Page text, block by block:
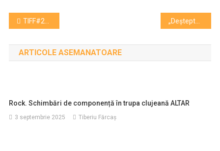
Navigare
în
articole
TIFF#25. Film și discuție despre sănătatea femeii și prevenție „Deșteptarea” ajunge la TIFF Cluj | live-cinema despre deepfake, adolescenți și internet
ARTICOLE ASEMANATOARE
Rock. Schimbări de componență în trupa clujeană ALTAR
3 septembrie 2025 Tiberiu Fărcaş